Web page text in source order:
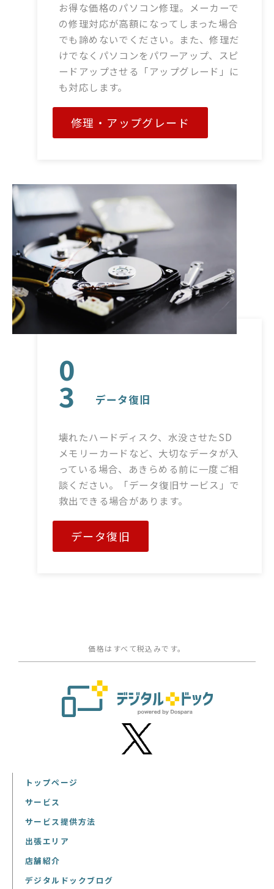
お得な価格のパソコン修理。メーカーで
の修理対応が高額になってしまった場合
でも諦めないでください。また、修理だ
けでなくパソコンをパワーアップ、スピ
ードアップさせる「アップグレード」に
も対応します。
修理・アップグレード
0
3 データ復旧
壊れたハードディスク、水没させたSD
メモリーカードなど、大切なデータが入
っている場合、あきらめる前に一度ご相
談ください。「データ復旧サービス」で
救出できる場合があります。
データ復旧
価格はすべて税込みです。
トップページ
サービス
サービス提供方法
出張エリア
店舗紹介
デジタルドックブログ